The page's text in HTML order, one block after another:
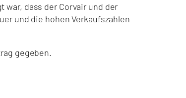
war, dass der Corvair und der
und die hohen Verkaufszahlen
gegeben.